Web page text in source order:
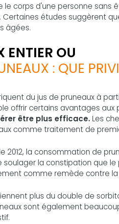
le corps d'une personne sans
Certaines études suggèrent
âgées.
ENTIER OU
: QUE
du jus de pruneaux à
offrir certains avantages
être plus efficace.Les
comme traitement de
2012, la consommation de
la constipation que
comme remède contre
plus du double de
sont également